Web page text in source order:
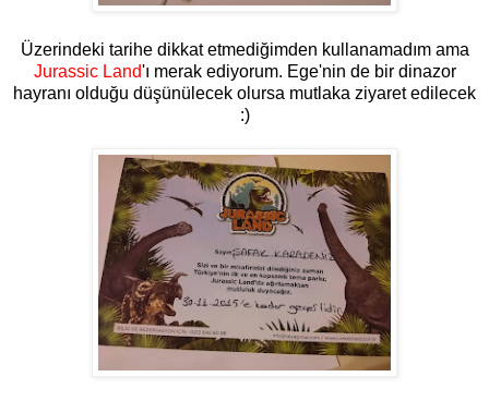
Üzerindeki tarihe dikkat etmediğimden kullanamadım ama
Jurassic Land'ı merak ediyorum. Ege'nin de bir dinazor
hayranı olduğu düşünülecek olursa mutlaka ziyaret edilecek
:)